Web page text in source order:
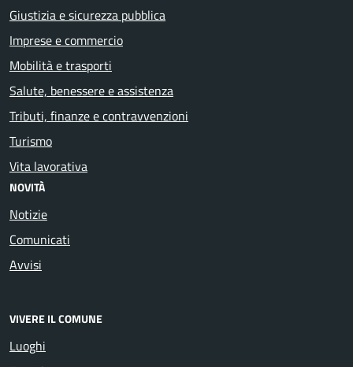
Giustizia e sicurezza pubblica
Imprese e commercio
Mobilità e trasporti
Salute, benessere e assistenza
Tributi, finanze e contravvenzioni
Turismo
Vita lavorativa
NOVITÀ
Notizie
Comunicati
Avvisi
VIVERE IL COMUNE
Luoghi